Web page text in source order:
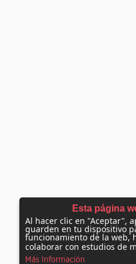
Esta página
Al hacer clic en "Aceptar",
guarden en tu dispositivo
funcionamiento de la web,
colaborar con estudios de
Más Información